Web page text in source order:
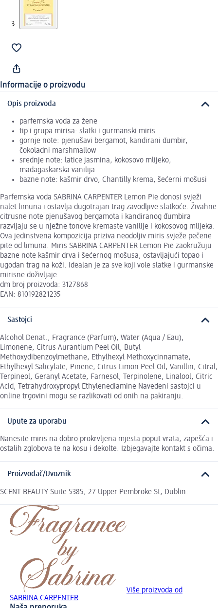
Informacije o proizvodu
Opis proizvoda
parfemska voda za žene
tip i grupa mirisa: slatki i gurmanski miris
gornje note: pjenušavi bergamot, kandirani đumbir,
čokoladni marshmallow
srednje note: latice jasmina, kokosovo mlijeko,
madagaskarska vanilija
bazne note: kašmir drvo, Chantilly krema, šećerni mošusi
Parfemska voda SABRINA CARPENTER Lemon Pie donosi svježi
nalet limuna i ostavlja dugotrajan trag zavodljive slatkoće. Živahne
citrusne note pjenušavog bergamota i kandiranog đumbira
razvijaju se u nježne tonove kremaste vanilije i kokosovog mlijeka.
Ova jedinstvena kompozicija priziva neodoljiv miris svježe pečene
pite od limuna. Miris SABRINA CARPENTER Lemon Pie zaokružuju
bazne note kašmir drva i šećernog mošusa, ostavljajući topao i
ugodan trag na koži. Idealan je za sve koji vole slatke i gurmanske
mirisne doživljaje.
dm broj proizvoda: 3127868
EAN: 810192821235
Sastojci
Alcohol Denat., Fragrance (Parfum), Water (Aqua / Eau),
Limonene, Citrus Aurantium Peel Oil, Butyl
Methoxydibenzoylmethane, Ethylhexyl Methoxycinnamate,
Ethylhexyl Salicylate, Pinene, Citrus Limon Peel Oil, Vanillin, Citral,
Terpineol, Geranyl Acetate, Farnesol, Terpinolene, Linalool, Citric
Acid, Tetrahydroxypropyl Ethylenediamine Navedeni sastojci u
online trgovini mogu se razlikovati od onih na pakiranju.
Upute za uporabu
Nanesite miris na dobro prokrvljena mjesta poput vrata, zapešća i
ostalih zglobova te na kosu i dekolte. Izbjegavajte kontakt s očima.
Proizvođač/Uvoznik
SCENT BEAUTY Suite 5385, 27 Upper Pembroke St, Dublin.
Više proizvoda od
SABRINA CARPENTER